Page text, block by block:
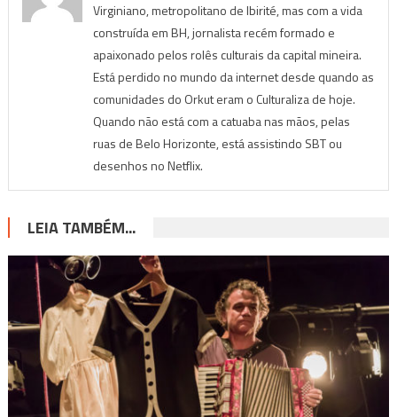
Virginiano, metropolitano de Ibirité, mas com a vida
construída em BH, jornalista recém formado e
apaixonado pelos rolês culturais da capital mineira.
Está perdido no mundo da internet desde quando as
comunidades do Orkut eram o Culturaliza de hoje.
Quando não está com a catuaba nas mãos, pelas
ruas de Belo Horizonte, está assistindo SBT ou
desenhos no Netflix.
LEIA TAMBÉM...